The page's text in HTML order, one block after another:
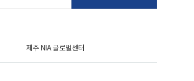
제주 NIA 글로벌센터